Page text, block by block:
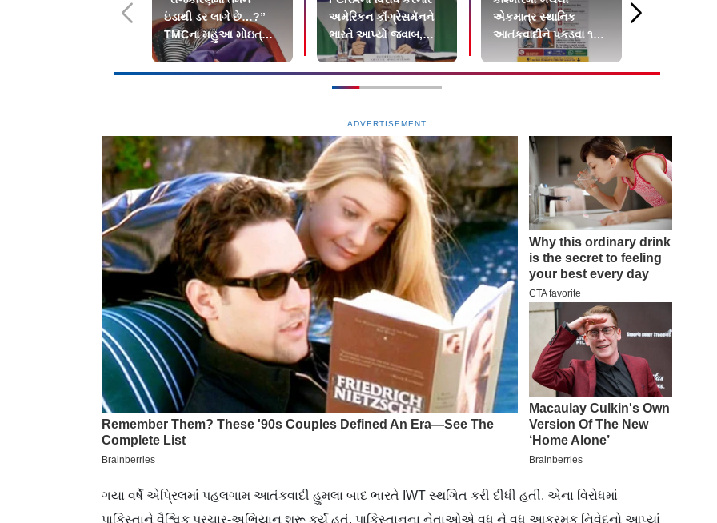
ઇંડાથી ડર લાગે છે…?”
TMCના મહુઆ મોઇત્રાને
સુપ્રીમ કોર્ટનો ઝટકો
અમેરિકન કૉંગ્રેસમૅનને
ભારતે આપ્યો જવાબ,
કહ્યું વિદેશી ભંડોળ…
એકમાત્ર સ્થાનિક
આતંકવાદીને પકડવા ૧૫
લાખનું ઇનામ
ADVERTISEMENT
ગયા વર્ષે એપ્રિલમાં પહલગામ આતંકવાદી હુમલા બાદ ભારતે IWT સ્થગિત કરી દીધી હતી. એના વિરોધમાં
પાકિસ્તાને વૈશ્વિક પ્રચાર-અભિયાન શરૂ કર્યું હતું. પાકિસ્તાનના નેતાઓએ વધુ ને વધુ આક્રમક નિવેદનો આપ્યાં